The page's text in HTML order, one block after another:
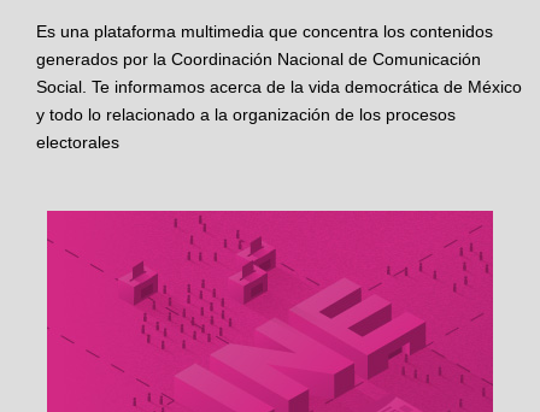
Es una plataforma multimedia que concentra los contenidos
generados por la Coordinación Nacional de Comunicación
Social. Te informamos acerca de la vida democrática de México
y todo lo relacionado a la organización de los procesos
electorales